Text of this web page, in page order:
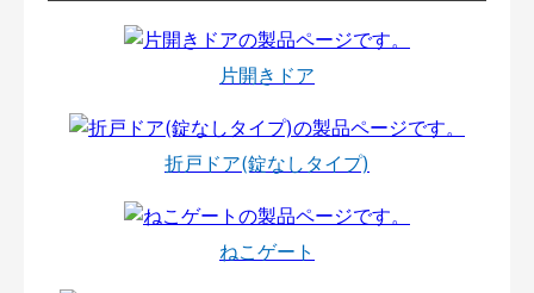
片開きドア
折戸ドア(錠なしタイプ)
ねこゲート